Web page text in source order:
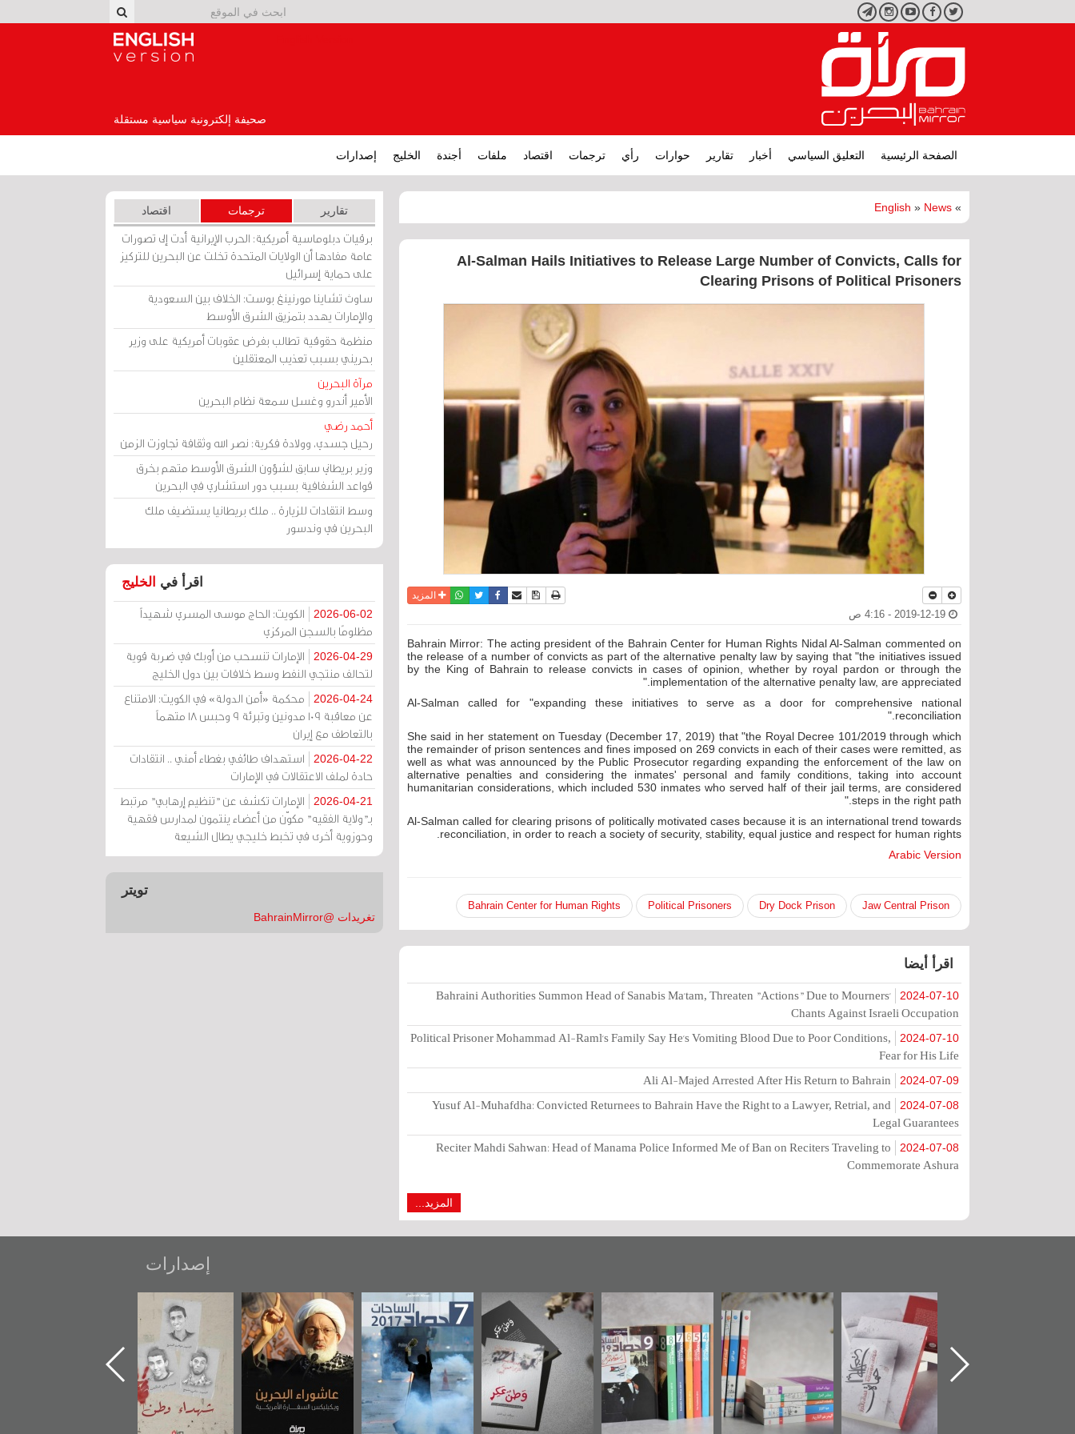
تويتر فيسبوكيوتيوبانستجرامتليجرام
صحيفة إلكترونية سياسية مستقلة
الصفحة الرئيسية التعليق السياسي أخبار تقارير حوارات رأي ترجمات اقتصاد ملفات أجندة الخليج إصدارات
»
English » News
Al-Salman Hails Initiatives to Release Large Number of Convicts, Calls for
Clearing Prisons of Political Prisoners
نسخة للطباعة
حفظ الموضوع
أرسل الى صديق
فيسبوكتويترواتسابالمزيد
Bahrain Mirror: The acting president of the Bahrain Center for Human Rights Nidal Al-Salman commented on
the release of a number of convicts as part of the alternative penalty law by saying that "the initiatives issued
by the King of Bahrain to release convicts in cases of opinion, whether by royal pardon or through the
implementation of the alternative penalty law, are appreciated."
Al-Salman called for "expanding these initiatives to serve as a door for comprehensive national
reconciliation."
She said in her statement on Tuesday (December 17, 2019) that "the Royal Decree 101/2019 through which
the remainder of prison sentences and fines imposed on 269 convicts in each of their cases were remitted, as
well as what was announced by the Public Prosecutor regarding expanding the enforcement of the law on
alternative penalties and considering the inmates' personal and family conditions, taking into account
humanitarian considerations, which included 530 inmates who served half of their jail terms, are considered
steps in the right path."
Al-Salman called for clearing prisons of politically motivated cases because it is an international trend towards
reconciliation, in order to reach a society of security, stability, equal justice and respect for human rights.
Arabic Version
Jaw Central Prison
Dry Dock Prison
Political Prisoners
Bahrain Center for Human Rights
اقرأ أيضا
2024-07-10
Bahraini Authorities Summon Head of Sanabis Ma'tam, Threaten "Actions" Due to Mourners'
Chants Against Israeli Occupation
2024-07-10
Political Prisoner Mohammad Al-Raml's Family Say He's Vomiting Blood Due to Poor Conditions,
Fear for His Life
2024-07-09
Ali Al-Majed Arrested After His Return to Bahrain
2024-07-08
Yusuf Al-Muhafdha: Convicted Returnees to Bahrain Have the Right to a Lawyer, Retrial, and
Legal Guarantees
2024-07-08
Reciter Mahdi Sahwan: Head of Manama Police Informed Me of Ban on Reciters Traveling to
Commemorate Ashura
المزيد...
تقارير ترجمات اقتصاد
برقيات دبلوماسية أمريكية: الحرب الإيرانية أدت إلى تصورات
عامة مفادها أن الولايات المتحدة تخلت عن البحرين للتركيز
على حماية إسرائيل
ساوث تشاينا مورنينغ بوست: الخلاف بين السعودية
والإمارات يهدد بتمزيق الشرق الأوسط
منظمة حقوقية تطالب بفرض عقوبات أمريكية على وزير
بحريني بسبب تعذيب المعتقلين
مرآة البحرين
الأمير أندرو وغسل سمعة نظام البحرين
أحمد رضي
رحيل جسدي، وولادة فكرية: نصر الله وثقافة تجاوزت الزمن
وزير بريطاني سابق لشؤون الشرق الأوسط متهم بخرق
قواعد الشفافية بسبب دور استشاري في البحرين
وسط انتقادات للزيارة .. ملك بريطانيا يستضيف ملك
البحرين في وندسور
اقرأ في الخليج
2026-06-02
الكويت: الحاج موسى المسري شهيداً
مظلومًا بالسجن المركزي
2026-04-29
الإمارات تنسحب من أوبك في ضربة قوية
لتحالف منتجي النفط وسط خلافات بين دول الخليج
2026-04-24
محكمة «أمن الدولة» في الكويت: الامتناع
عن معاقبة 109 مدونين وتبرئة 9 وحبس 18 متهماً
بالتعاطف مع إيران
2026-04-22
استهداف طائفي بغطاء أمني .. انتقادات
حادة لملف الاعتقالات في الإمارات
2026-04-21
الإمارات تكشف عن "تنظيم إرهابي" مرتبط
بـ"ولاية الفقيه" مكوّن من أعضاء ينتمون لمدارس فقهية
وحوزوية أخرى في تخبط خليجي يطال الشيعة
تويتر
تغريدات @BahrainMirror
إصدارات
تصنيف موضوعي
للوثائق البريطانية
يقدمه «مركز أوال»
في سلسلة من 5
كتب
"مرآة البحرين"
تصدر حصاد
جديدة لمعتقل
عسكري تصدر عن
«مرآة البحرين»
حصاد 2017
عاشوراء البحرين...
ويكيليكس السفارة
الأمريكية
شهداء وطن
«جَوْ»: رواية
المعتقل جهاد